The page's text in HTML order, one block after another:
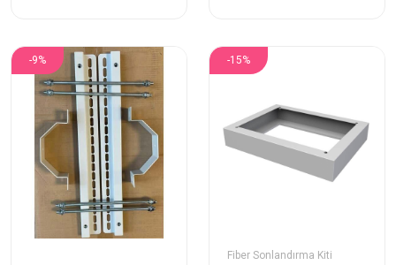
-9% -15%
Fiber Sonlandırma Kiti